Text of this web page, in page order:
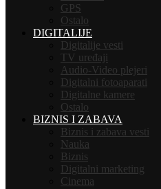
GPS
Ostalo
DIGITALIJE
Digitalije vesti
TV uređaji
Audio-Video plejeri
Digitalni fotoaparati
Digitalne kamere
Ostalo
BIZNIS I ZABAVA
Biznis i zabava vesti
Nauka
Biznis
Digitalni marketing
Cinema